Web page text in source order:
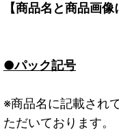
【商品名と商品画像
●パック記号
※商品名に記載され
ただいております。